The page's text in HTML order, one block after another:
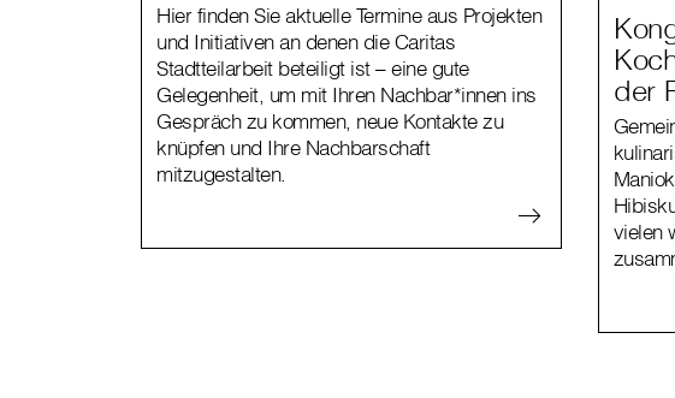
Hier finden Sie aktuelle Termine aus Projekten
und Initiativen an denen die Caritas
Stadtteilarbeit beteiligt ist – eine gute
Gelegenheit, um mit Ihren Nachbar*innen ins
Gespräch zu kommen, neue Kontakte zu
knüpfen und Ihre Nachbarschaft
mitzugestalten.
der
vielen